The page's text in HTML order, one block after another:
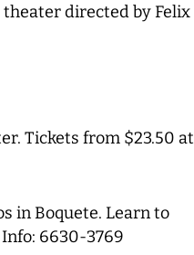
theater directed by Felix
Tickets from $23.50 at
in Boquete. Learn to
6630-3769